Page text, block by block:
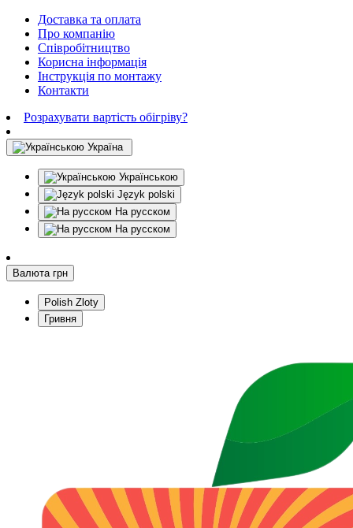
Доставка та оплата
Про компанію
Співробітництво
Корисна інформація
Інструкція по монтажу
Контакти
Розрахувати вартість обігріву?
Україна
Українською
Język polski
На русском
На русском
Валюта грн
Polish Zloty
Гривня